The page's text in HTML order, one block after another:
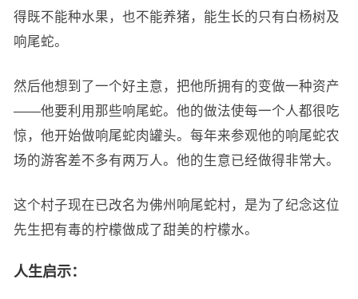
得既不能种水果，也不能养猪，能生长的只有白杨树及
响尾蛇。
然后他想到了一个好主意，把他所拥有的变做一种资产
——他要利用那些响尾蛇。他的做法使每一个人都很吃
惊，他开始做响尾蛇肉罐头。每年来参观他的响尾蛇农
场的游客差不多有两万人。他的生意已经做得非常大。
这个村子现在已改名为佛州响尾蛇村，是为了纪念这位
先生把有毒的柠檬做成了甜美的柠檬水。
人生启示：